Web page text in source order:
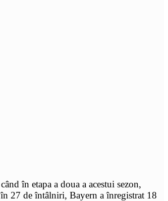
în etapa a doua a acestui sezon,
27 de întâlniri, Bayern a înregistrat 18